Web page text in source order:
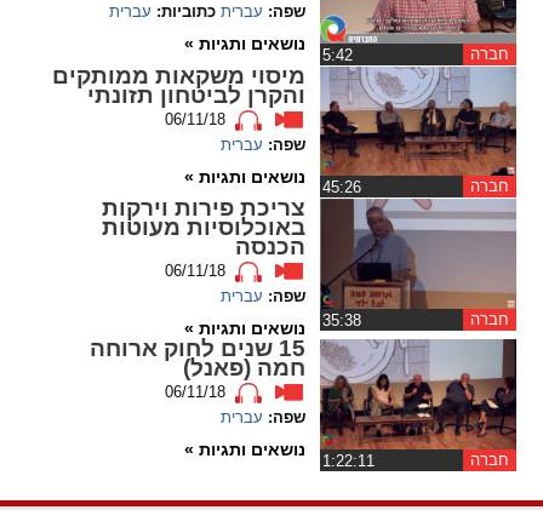
spellcheck
גופן קריא
ניגודיות צבעים
brightness_high
ניגודיות בהירה ניגודיות כהה
קישורים
format_underlined
קו תחתי לקישורים
font_download
סימון קישורים
cached
חברה
שפה: עברית כתוביות: עברית
נושאים ותגיות »
חברה
מיסוי משקאות ממותקים
והקרן לביטחון תזונתי
06/11/18
שפה: עברית
נושאים ותגיות »
חברה
צריכת פירות וירקות
באוכלוסיות מעוטות
הכנסה
06/11/18
שפה: עברית
נושאים ותגיות »
חברה
15 שנים לחוק ארוחה
חמה (פאנל)
06/11/18
שפה: עברית
נושאים ותגיות »